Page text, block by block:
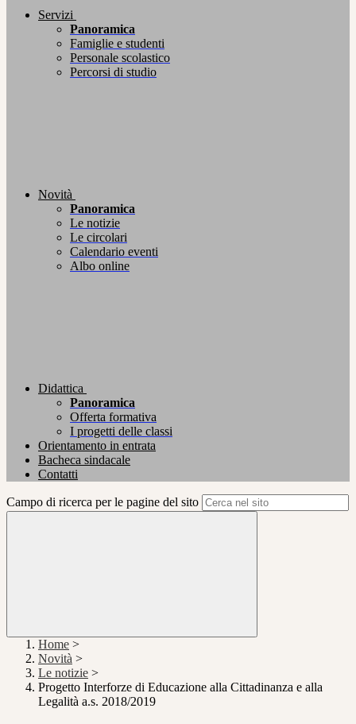
Servizi
Panoramica
Famiglie e studenti
Personale scolastico
Percorsi di studio
Novità
Panoramica
Le notizie
Le circolari
Calendario eventi
Albo online
Didattica
Panoramica
Offerta formativa
I progetti delle classi
Orientamento in entrata
Bacheca sindacale
Contatti
Campo di ricerca per le pagine del sito
Home >
Novità >
Le notizie >
Progetto Interforze di Educazione alla Cittadinanza e alla
Legalità a.s. 2018/2019